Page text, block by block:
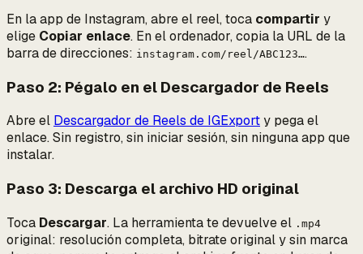
En la app de Instagram, abre el reel, toca compartir y
elige Copiar enlace. En el ordenador, copia la URL de la
barra de direcciones: instagram.com/reel/ABC123….
Paso 2: Pégalo en el Descargador de Reels
Abre el Descargador de Reels de IGExporty pega el
enlace. Sin registro, sin iniciar sesión, sin ninguna app que
instalar.
Paso 3: Descarga el archivo HD original
Toca Descargar. La herramienta te devuelve el .mp4
original: resolución completa, bitrate original y sin marca